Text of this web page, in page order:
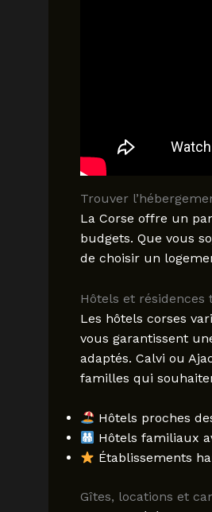
Trouver
La Corse offre un
budgets. Que vous
de choisir un
Hôtels et
Les hôtels corses
vous garantissent
adaptés. Calvi ou
familles qui
Hôtels proches
Hôtels familiaux
Établissements
Gîtes, locations et